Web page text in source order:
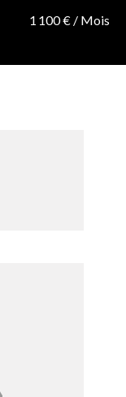
1 100 € / Mois